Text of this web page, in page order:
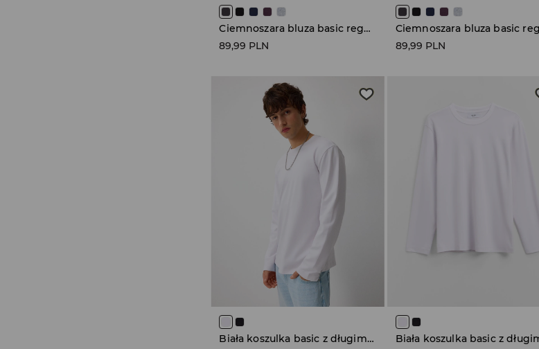
Ciemnoszara bluza basic regular fit z kapturem
89,99 PLN
89,99 PLN
Biała koszulka basic z długim rękawem